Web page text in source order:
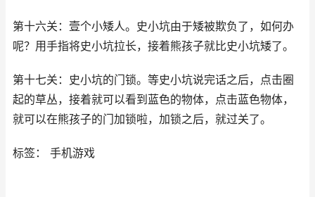
第十六关：壹个小矮人。史小坑由于矮被欺负了，如何办
呢？用手指将史小坑拉长，接着熊孩子就比史小坑矮了。
第十七关：史小坑的门锁。等史小坑说完话之后，点击圈
起的草丛，接着就可以看到蓝色的物体，点击蓝色物体，
就可以在熊孩子的门加锁啦，加锁之后，就过关了。
标签： 手机游戏